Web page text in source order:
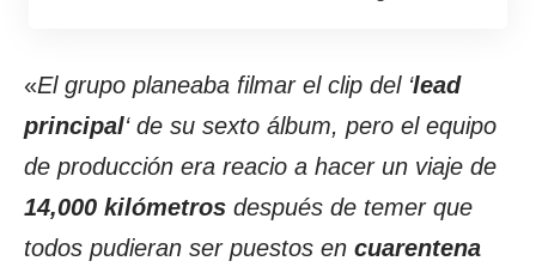
«El grupo planeaba filmar el clip del ‘lead
principal‘ de su sexto álbum, pero el equipo
de producción era reacio a hacer un viaje de
14,000 kilómetros después de temer que
todos pudieran ser puestos en cuarentena